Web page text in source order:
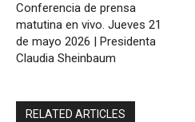
Conferencia de prensa
matutina en vivo. Jueves 21
de mayo 2026 | Presidenta
Claudia Sheinbaum
RELATED ARTICLES